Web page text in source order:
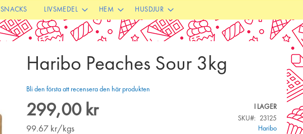
SNACKS LIVSMEDEL HEM HUSDJUR
Haribo Peaches Sour 3kg
Bli den första att recensera den här produkten
299,00 kr
99.67 kr/kgs
I LAGER
SKU
23125
Haribo